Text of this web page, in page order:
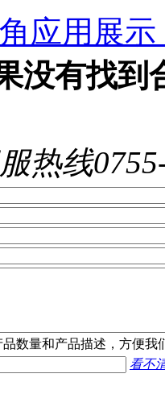
应用展
没有找到
热线
品数量和产品描述，方便我
看不